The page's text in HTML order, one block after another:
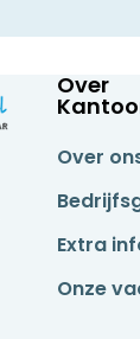
Over
Over
Extra
Onze